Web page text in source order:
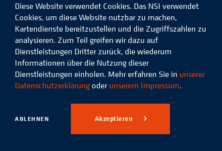
Das
NSI
Facebook
Das
NSI
auf
LinkedIn
Das
NSI
auf
Instagram
Das
Xing
© 2026 Niedersächsisches
Studieninstitut für kommunale
Verwaltung e.V.
Datenschutz Impressum
Diese Website verwendet Cookies. Das NSI verwendet
Cookies, um diese Website nutzbar zu machen,
Kartendienste bereitzustellen und die Zugriffszahlen zu
analysieren. Zum Teil greifen wir dazu auf
Dienstleistungen Dritter zurück, die wiederum
Informationen über die Nutzung dieser
Dienstleistungen einholen. Mehr erfahren Sie in unserer
Datenschutzerklärung oder unserem Impressum.
ABLEHNEN Akzeptieren